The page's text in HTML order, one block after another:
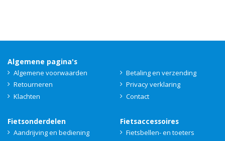
Algemene pagina's
Algemene voorwaarden
Betaling en verzending
Retourneren
Privacy verklaring
Klachten
Contact
Fietsonderdelen
Aandrijving en bediening
Fietsaccessoires
Fietsbellen- en toeters